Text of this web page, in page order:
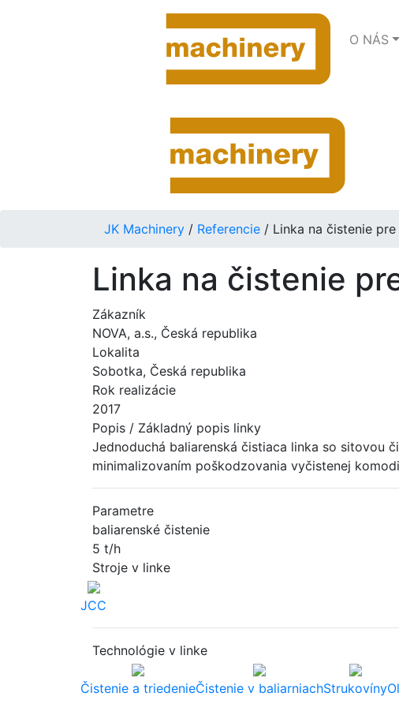
O NÁS
JK Machinery / Referencie / Linka na čistenie
Linka na čistenie
Zákazník
NOVA, a.s., Česká republika
Lokalita
Sobotka, Česká republika
Rok realizácie
2017
Popis / Základný popis linky
Jednoduchá baliarenská čistiaca linka so sitovou
minimalizovaním poškodzovania vyčistenej
Parametre
baliarenské čistenie
5 t/h
Stroje v linke
JCC
Technológie v linke
Čistenie a triedenieČistenie v baliarniachStrukovíny